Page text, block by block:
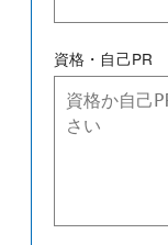
資格・自己PR